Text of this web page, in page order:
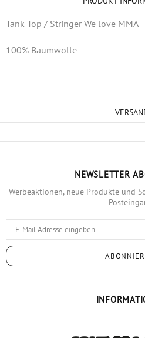
Tank Top / Stringer We love MMA
100% Baumwolle
NEWSLETTER
Werbeaktionen, neue Produkte und